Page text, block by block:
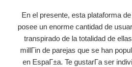
En el presente, esta plataforma
posee un enorme cantidad de
transpirado de la totalidad de
millГіn de parejas que se han
en EspaГ±a. Te gustarГ­a ser